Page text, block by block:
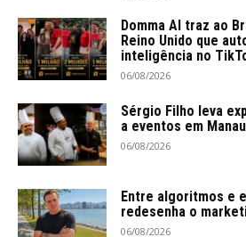
Domma AI traz ao
Reino Unido que
inteligência no
06/08/2026
Sérgio Filho leva
a eventos em
06/08/2026
Entre algoritmos e
redesenha o
06/08/2026